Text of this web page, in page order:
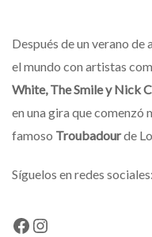
Después de un verano
el mundo con artistas
White, The Smile y Nick
en una gira que comenzó
famoso Troubadourde
Síguelos en redes sociales:
Facebook
Instagram